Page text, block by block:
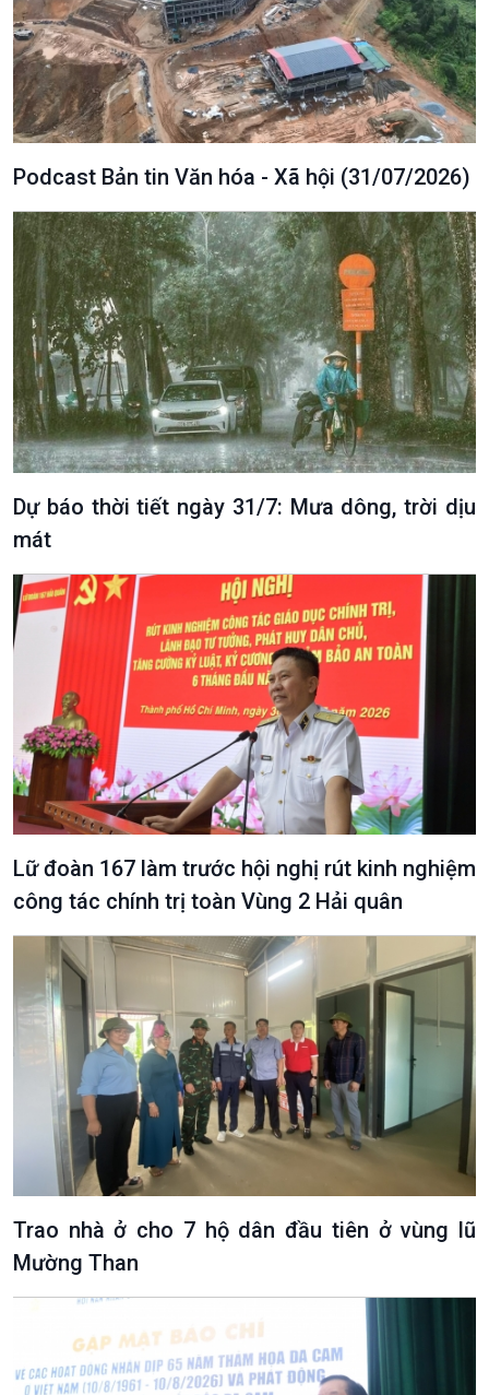
Podcast
Góc nhìn VOV1
Bình luận
10 phút Sự kiện - Luận bàn
Câu chuyện thời sự
Dòng chảy sự kiện
Đối thoại
Diễn đàn chủ nhật
Chuyện đêm
Podcast Bản tin Văn hóa - Xã hội (31/07/2026)
Dự báo thời tiết ngày 31/7: Mưa dông, trời dịu
mát
Lữ đoàn 167 làm trước hội nghị rút kinh nghiệm
công tác chính trị toàn Vùng 2 Hải quân
Trao nhà ở cho 7 hộ dân đầu tiên ở vùng lũ
Mường Than